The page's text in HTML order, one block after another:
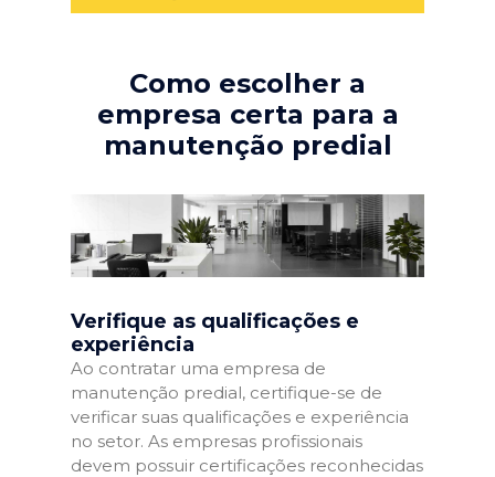
Como escolher a
empresa certa para a
manutenção predial
Verifique as qualificações e
experiência
Ao contratar uma empresa de
manutenção predial, certifique-se de
verificar suas qualificações e experiência
no setor. As empresas profissionais
devem possuir certificações reconhecidas